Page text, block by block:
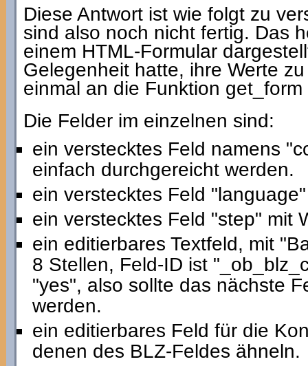
Diese Antwort ist wie folgt zu
sind also noch nicht fertig. Das
einem HTML-Formular
Gelegenheit hatte, ihre Werte
einmal an die Funktion
Die Felder im einzelnen sind:
ein verstecktes Feld namens
einfach durchgereicht werden.
ein verstecktes Feld
ein verstecktes Feld "step" mit
ein editierbares Textfeld, mit
8 Stellen, Feld-ID ist
"yes", also sollte das nächste
werden.
ein editierbares Feld für die
denen des BLZ-Feldes ähneln.